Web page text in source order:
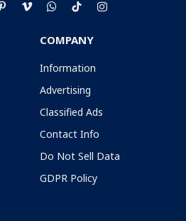
PinterestVimeoWhatsApp
TikTokInstagram
COMPANY
Information
Advertising
Classified Ads
Contact Info
Do Not Sell Data
GDPR Policy